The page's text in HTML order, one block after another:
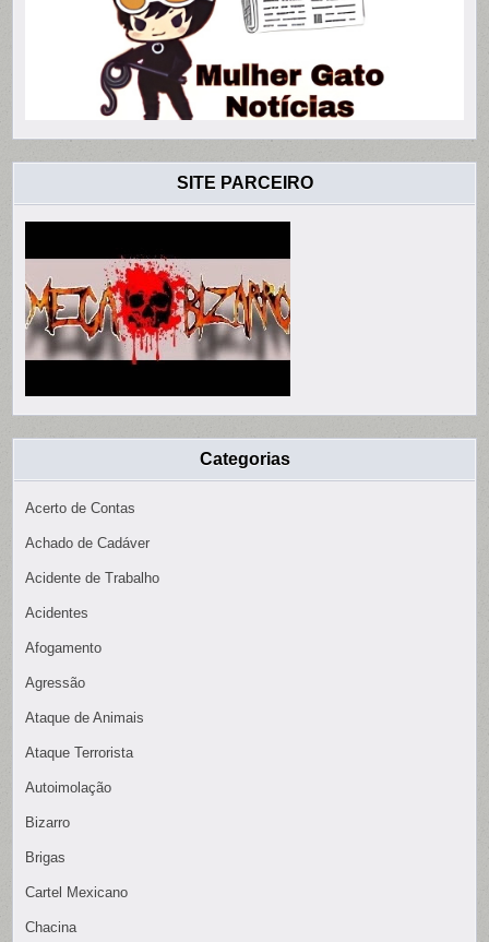
SITE PARCEIRO
Categorias
Acerto de Contas
Achado de Cadáver
Acidente de Trabalho
Acidentes
Afogamento
Agressão
Ataque de Animais
Ataque Terrorista
Autoimolação
Bizarro
Brigas
Cartel Mexicano
Chacina